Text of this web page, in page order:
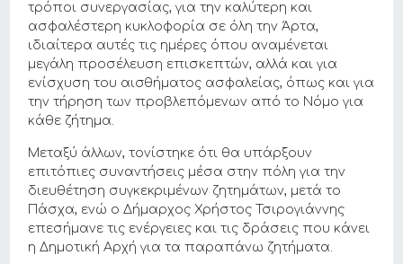
τρόποι συνεργασίας, για την καλύτερη και
ασφαλέστερη κυκλοφορία σε όλη την Άρτα,
ιδιαίτερα αυτές τις ημέρες όπου αναμένεται
μεγάλη προσέλευση επισκεπτών, αλλά και για
ενίσχυση του αισθήματος ασφαλείας, όπως και για
την τήρηση των προβλεπόμενων από το Νόμο για
κάθε ζήτημα.
Μεταξύ άλλων, τονίστηκε ότι θα υπάρξουν
επιτόπιες συναντήσεις μέσα στην πόλη για την
διευθέτηση συγκεκριμένων ζητημάτων, μετά το
Πάσχα, ενώ ο Δήμαρχος Χρήστος Τσιρογιάννης
επεσήμανε τις ενέργειες και τις δράσεις που κάνει
η Δημοτική Αρχή για τα παραπάνω ζητήματα.